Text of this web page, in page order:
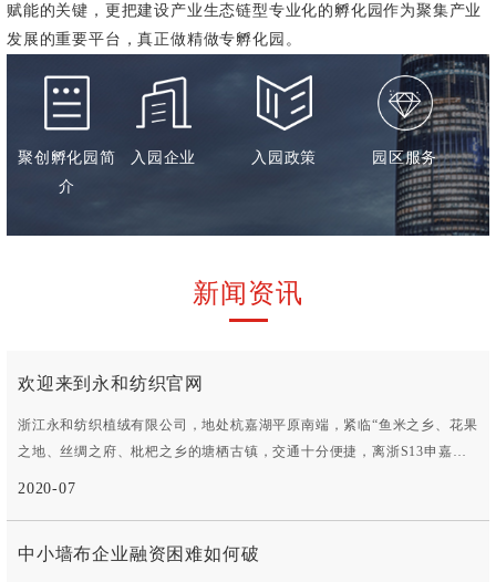
赋能的关键，更把建设产业生态链型专业化的孵化园作为聚集产业
发展的重要平台，真正做精做专孵化园。
聚创孵化园简
介
入园企业 入园政策 园区服务
新闻资讯
欢迎来到永和纺织官网
浙江永和纺织植绒有限公司，地处杭嘉湖平原南端，紧临“鱼米之乡、花果
之地、丝绸之府、枇杷之乡的塘栖古镇，交通十分便捷，离浙S13申嘉湖
国内同行业中排名靠前。
2020-07
中小墙布企业融资困难如何破